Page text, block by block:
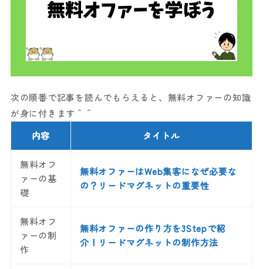
次の順番で記事を読んでもらえると、無料オファーの知識
が身に付きます＾＾
内容
タイトル
無料オフ
ァーの基
礎
無料オファーはWeb集客になぜ必要な
の？リードマグネットの重要性
無料オフ
ァーの制
作
無料オファーの作り方を3Stepで紹
介！リードマグネットの制作方法